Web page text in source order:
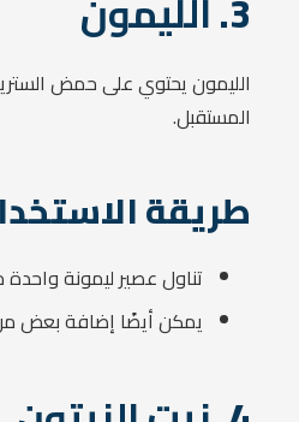
الليمون يحتوي على حمض
المستقبل.
طريقة
تناول عصير ليمونة
يمكن أيضًا إضافة بعض من